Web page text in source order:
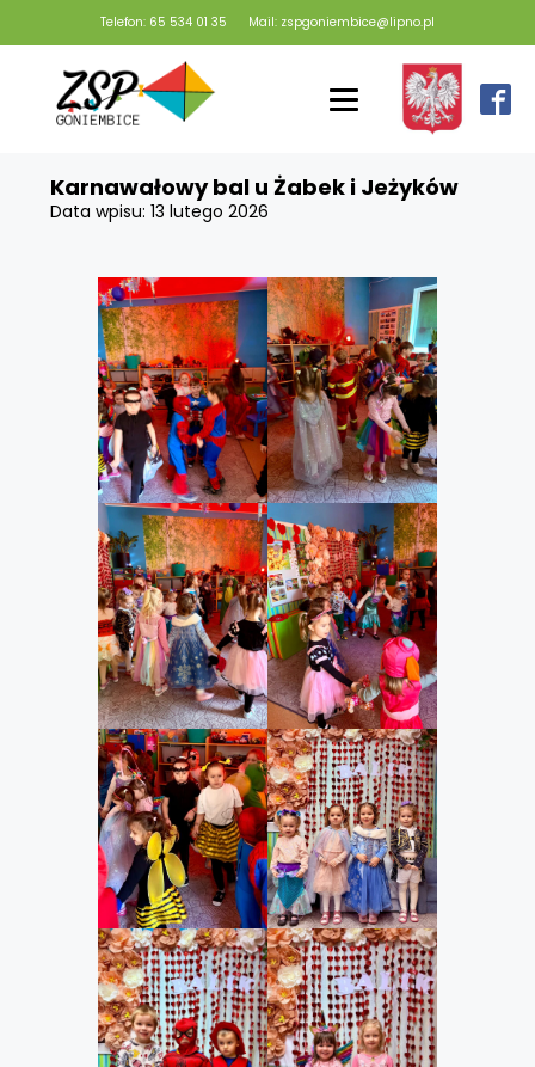
Telefon: 65 534 01 35 Mail: zspgoniembice@lipno.pl
Karnawałowy bal u Żabek i Jeżyków
Data wpisu:13 lutego 2026